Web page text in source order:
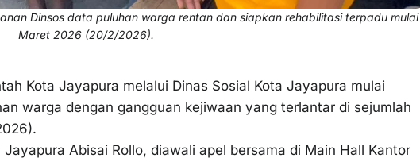
Dinsos data puluhan warga rentan dan siapkan rehabilitasi terpadu mulai
Maret 2026 (20/2/2026).
Kota Jayapura melalui Dinas Sosial Kota Jayapura mulai
warga dengan gangguan kejiwaan yang terlantar di sejumlah
Abisai Rollo, diawali apel bersama di Main Hall Kantor